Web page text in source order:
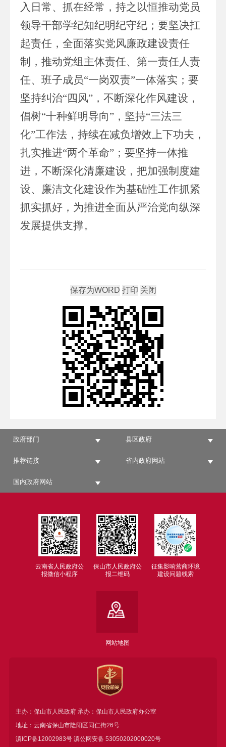
入日常、抓在经常，持之以恒推动党员
领导干部学纪知纪明纪守纪；要坚决扛
起责任，全面落实党风廉政建设责任
制，推动党组主体责任、第一责任人责
任、班子成员“一岗双责”一体落实；要
坚持纠治“四风”，不断深化作风建设，
倡树“十种鲜明导向”，坚持“三法三
化”工作法，持续在减负增效上下功夫，
扎实推进“两个革命”；要坚持一体推
进，不断深化清廉建设，把加强制度建
设、廉洁文化建设作为基础性工作抓紧
抓实抓好，为推进全面从严治党向纵深
发展提供支撑。
政府部门 县区政府
推荐链接 省内政府网站
国内政府网站
云南省人民政府公
报微信小程序
保山市人民政府公
报二维码
征集影响营商环境
建设问题线索
网站地图
主办：保山市人民政府 承办：保山市人民政府办公室
地址：云南省保山市隆阳区同仁街26号
滇ICP备12002983号滇公网安备 53050202000020号